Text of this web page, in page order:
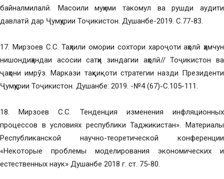
байналмилалӣ. Масоили муҳими такомул ва рушди аудити
давлатӣ дар Ҷумҳурии Тоҷикистон. Душанбе-2019. С.77-83.
17. Мирзоев С.С. Таҳлили омории сохтори хароҷоти аҳолӣ ҳамчун
нишондиҳандаи асосии сатҳи зиндагии аҳолӣ// Тоҷикистон ва
ҷаҳони имрўз. Маркази таҳқиқоти стратегии назди Президенти
Ҷумҳурии Тоҷикистон. Душанбе: 2019. -№4 (67)-С.105-111.
18. Мирзоев С.С. Тенденция изменения инфляционных
процессов в условиях республики Таджикистан». Материалы
Республиканской научно-теоретической конференции
«Некоторые проблемы моделирования экономических и
естественных наук» Душанбе 2018 г. ст. 75-80.